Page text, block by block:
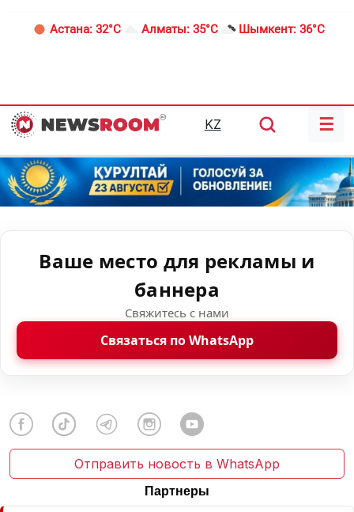
Астана: 32°C Алматы: 35°C Шымкент: 36°C
KZ ☰
Ваше место для рекламы и
баннера
Свяжитесь с нами
Связаться по WhatsApp
Отправить новость в WhatsApp
Партнеры